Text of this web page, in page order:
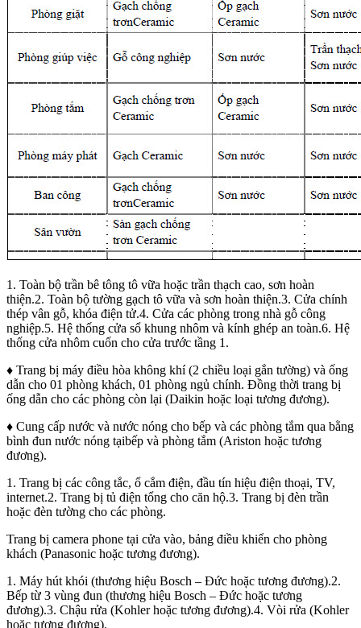
1. Toàn bộ trần bê tông tô vữa hoặc trần thạch cao, sơn hoàn
thiện.2. Toàn bộ tường gạch tô vữa và sơn hoàn thiện.3. Cửa chính
thép vân gỗ, khóa điện tử.4. Cửa các phòng trong nhà gỗ công
nghiệp.5. Hệ thống cửa sổ khung nhôm và kính ghép an toàn.6. Hệ
thống cửa nhôm cuốn cho cửa trước tầng 1.
♦ Trang bị máy điều hòa không khí (2 chiều loại gắn tường) và ống
dẫn cho 01 phòng khách, 01 phòng ngủ chính. Đồng thời trang bị
ống dẫn cho các phòng còn lại (Daikin hoặc loại tương đương).
♦ Cung cấp nước và nước nóng cho bếp và các phòng tắm qua bằng
bình đun nước nóng tạibếp và phòng tắm (Ariston hoặc tương
đương).
1. Trang bị các công tắc, ổ cắm điện, đầu tín hiệu điện thoại, TV,
internet.2. Trang bị tủ điện tổng cho căn hộ.3. Trang bị đèn trần
hoặc đèn tường cho các phòng.
Trang bị camera phone tại cửa vào, bảng điều khiển cho phòng
khách (Panasonic hoặc tương đương).
1. Máy hút khói (thương hiệu Bosch – Đức hoặc tương đương).2.
Bếp từ 3 vùng đun (thương hiệu Bosch – Đức hoặc tương
đương).3. Chậu rửa (Kohler hoặc tương đương).4. Vòi rửa (Kohler
hoặc tương đương).